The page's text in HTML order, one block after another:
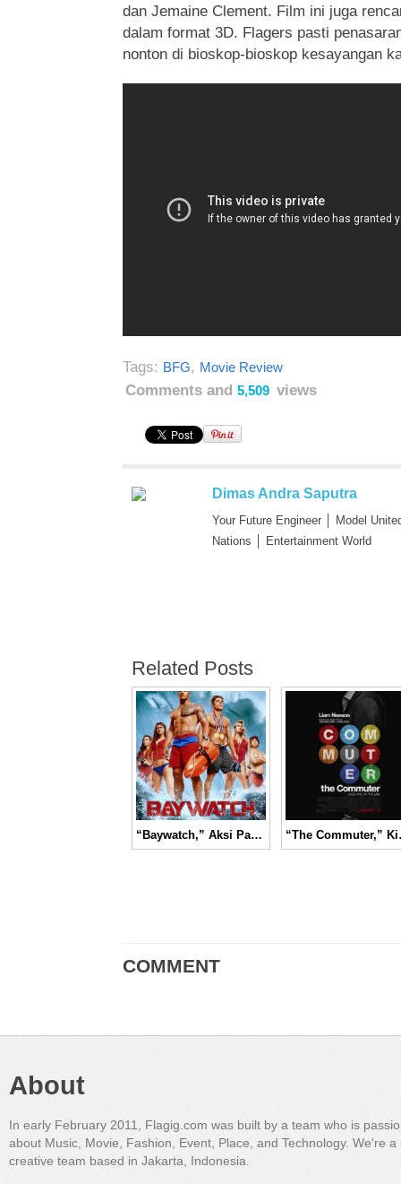
dan Jemaine Clement. Film ini juga
dalam format 3D. Flagers pasti
nonton di bioskop-bioskop kesayangan
Tags: BFG, Movie Review
Comments and 5,509 views
Dimas Andra Saputra
Your Future Engineer │ Model
Nations │ Entertainment World
Related Posts
“Baywatch,” Aksi Para Penjaga Pantai Seksi Meringkus Bandar Narkoba│ Movie Review “The
COMMENT
About
In early February 2011, Flagig.com was built by a team who is
about Music, Movie, Fashion, Event, Place, and Technology. We're a
creative team based in Jakarta, Indonesia.